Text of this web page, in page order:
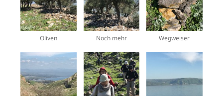
Oliven Noch mehr Wegweiser